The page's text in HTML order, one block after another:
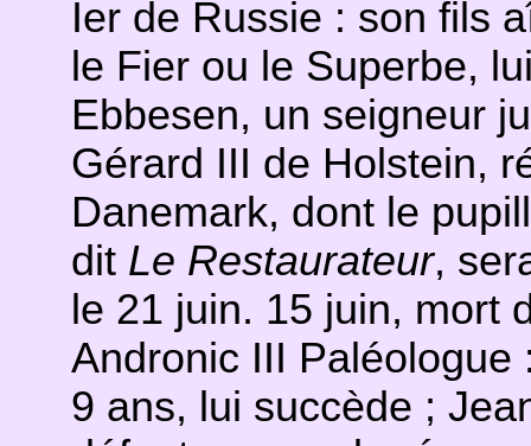
Ier de Russie : son fils
le Fier ou le Superbe,
Ebbesen, un seigneur
Gérard III de Holstein,
Danemark, dont le
dit Le Restaurateur,
le 21 juin. 15 juin, mort
Andronic III
9 ans, lui succède ;